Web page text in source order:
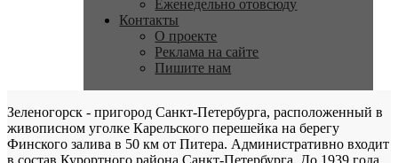
Еженедельно отовсюду
Контакты
О проекте
Реклама на сайте
Пишите нам
Зеленогорск - пригород Санкт-Петербурга, расположенный в
живописном уголке Карельского перешейка на берегу
Финского залива в 50 км от Питера. Административно входит
в состав Курортного района Санкт-Петербурга. До 1939 года